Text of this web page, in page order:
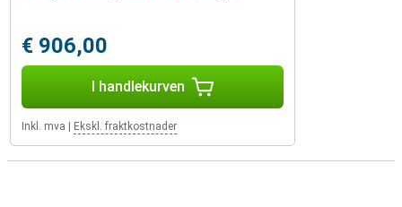
€ 906,00
I handlekurven
Inkl. mva Ekskl. fraktkostnader